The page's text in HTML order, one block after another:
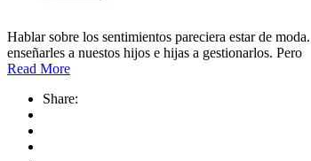
Hablar sobre los sentimientos pareciera estar de
enseñarles a nuestos hijos e hijas a gestionarlos. Pero
Read More
Share: